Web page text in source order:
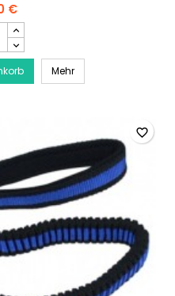
€
MehrDOG LIFE STYLE
favorite_border